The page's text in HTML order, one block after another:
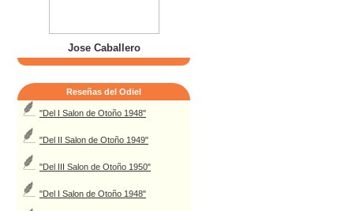
Jose Caballero
Reseñas del Odiel
"Del I Salon de Otoño 1948"
"Del II Salon de Otoño 1949"
"Del III Salon de Otoño 1950"
"Del I Salon de Otoño 1948"